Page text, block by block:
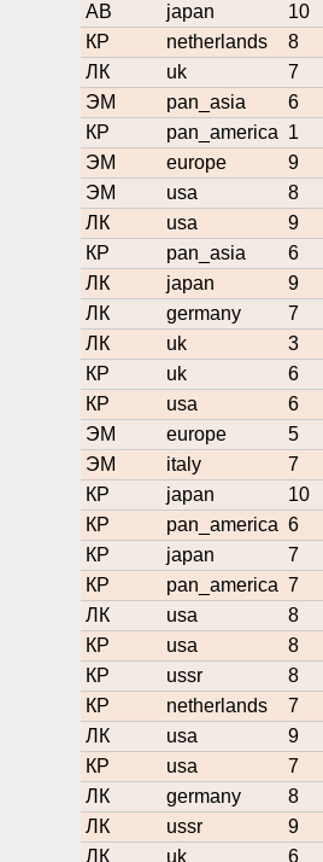
АВ
japan 10
КР
netherlands 8
ЛК
uk 7
ЭМ
pan_asia 6
КР
pan_america 1
ЭМ
europe 9
ЭМ
usa 8
ЛК
usa 9
КР
pan_asia 6
ЛК
japan 9
ЛК
germany 7
ЛК
uk 3
КР
uk 6
КР
usa 6
ЭМ
europe 5
ЭМ
italy 7
КР
japan 10
КР
pan_america 6
КР
japan 7
КР
pan_america 7
ЛК
usa 8
КР
usa 8
КР
ussr 8
КР
netherlands 7
ЛК
usa 9
КР
usa 7
ЛК
germany 8
ЛК
ussr 9
ЛК
uk 6